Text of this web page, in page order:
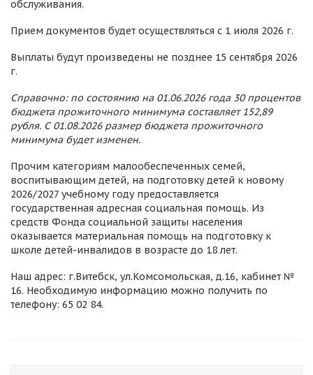
обслуживания.
Прием документов будет осуществляться с 1 июля 2026 г.
Выплаты будут произведены не позднее 15 сентября 2026
г.
Справочно: по состоянию на 01.06.2026 года 30 процентов
бюджета прожиточного минимума составляет 152,89
рубля. С 01.08.2026 размер бюджета прожиточного
минимума будет изменен.
Прочим категориям малообеспеченных семей,
воспитывающим детей, на подготовку детей к новому
2026/2027 учебному году предоставляется
государственная адресная социальная помощь. Из
средств Фонда социальной защиты населения
оказывается материальная помощь на подготовку к
школе детей-инвалидов в возрасте до 18 лет.
Наш адрес: г.Витебск, ул.Комсомольская, д.16, кабинет №
16. Необходимую информацию можно получить по
телефону: 65 02 84.